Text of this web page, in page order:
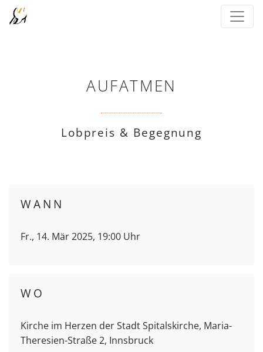
AUFATMEN
Lobpreis & Begegnung
WANN
Fr., 14. Mär 2025, 19:00 Uhr
WO
Kirche im Herzen der Stadt Spitalskirche, Maria-
Theresien-Straße 2, Innsbruck